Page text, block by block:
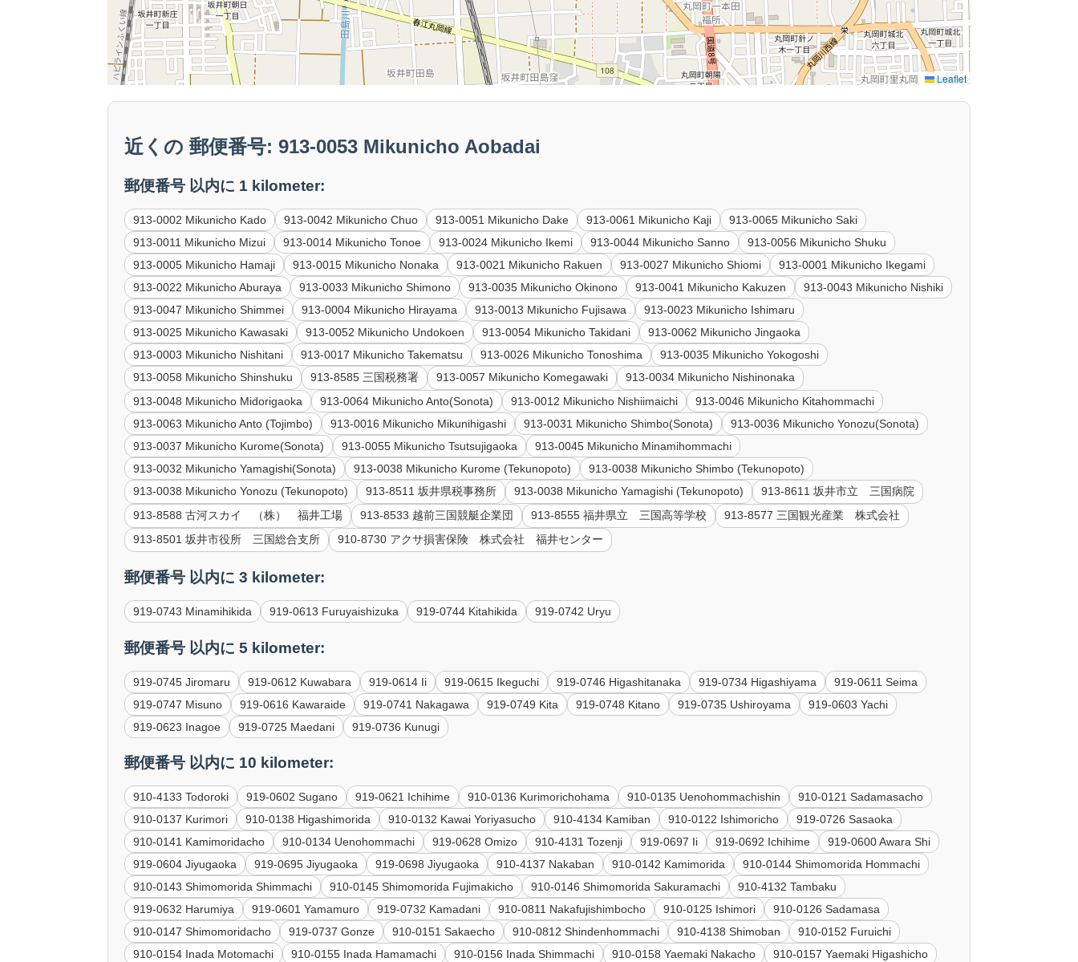
Leaflet
近くの 郵便番号: 913-0053 Mikunicho Aobadai
郵便番号 以内に 1 kilometer:
913-0002 Mikunicho Kado 913-0042 Mikunicho Chuo 913-0051 Mikunicho Dake 913-0061 Mikunicho Kaji
913-0065 Mikunicho Saki
913-0011 Mikunicho Mizui
913-0014 Mikunicho Tonoe 913-0024 Mikunicho Ikemi 913-0044 Mikunicho Sanno
913-0056 Mikunicho Shuku
913-0005 Mikunicho Hamaji
913-0015 Mikunicho Nonaka 913-0021 Mikunicho Rakuen 913-0027 Mikunicho Shiomi
913-0001 Mikunicho Ikegami
913-0022 Mikunicho Aburaya
913-0033 Mikunicho Shimono 913-0035 Mikunicho Okinono 913-0041 Mikunicho Kakuzen
913-0043 Mikunicho Nishiki
913-0047 Mikunicho Shimmei
913-0004 Mikunicho Hirayama 913-0013 Mikunicho Fujisawa
913-0023 Mikunicho Ishimaru
913-0025 Mikunicho Kawasaki
913-0052 Mikunicho Undokoen 913-0054 Mikunicho Takidani
913-0062 Mikunicho Jingaoka
913-0003 Mikunicho Nishitani
913-0017 Mikunicho Takematsu 913-0026 Mikunicho Tonoshima
913-0035 Mikunicho Yokogoshi
913-0058 Mikunicho Shinshuku
913-8585 三国税務署 913-0057 Mikunicho Komegawaki
913-0034 Mikunicho Nishinonaka
913-0048 Mikunicho Midorigaoka
913-0064 Mikunicho Anto(Sonota) 913-0012 Mikunicho Nishiimaichi
913-0046 Mikunicho Kitahommachi
913-0063 Mikunicho Anto (Tojimbo)
913-0016 Mikunicho Mikunihigashi 913-0031 Mikunicho Shimbo(Sonota)
913-0036 Mikunicho Yonozu(Sonota)
913-0037 Mikunicho Kurome(Sonota)
913-0055 Mikunicho Tsutsujigaoka
913-0045 Mikunicho Minamihommachi
913-0032 Mikunicho Yamagishi(Sonota)
913-0038 Mikunicho Kurome (Tekunopoto)
913-0038 Mikunicho Shimbo (Tekunopoto)
913-0038 Mikunicho Yonozu (Tekunopoto)
913-8511 坂井県税事務所 913-0038 Mikunicho Yamagishi (Tekunopoto)
913-8611 坂井市立 三国病院
913-8588 古河スカイ （株） 福井工場
913-8533 越前三国競艇企業団 913-8555 福井県立 三国高等学校
913-8577 三国観光産業 株式会社
913-8501 坂井市役所 三国総合支所
910-8730 アクサ損害保険 株式会社 福井センター
郵便番号 以内に 3 kilometer:
919-0743 Minamihikida 919-0613 Furuyaishizuka 919-0744 Kitahikida 919-0742 Uryu
郵便番号 以内に 5 kilometer:
919-0745 Jiromaru 919-0612 Kuwabara 919-0614 Ii 919-0615 Ikeguchi 919-0746 Higashitanaka 919-0734 Higashiyama
919-0611 Seima
919-0747 Misuno
919-0616 Kawaraide 919-0741 Nakagawa 919-0749 Kita 919-0748 Kitano 919-0735 Ushiroyama
919-0603 Yachi
919-0623 Inagoe
919-0725 Maedani 919-0736 Kunugi
郵便番号 以内に 10 kilometer:
910-4133 Todoroki 919-0602 Sugano 919-0621 Ichihime 910-0136 Kurimorichohama 910-0135 Uenohommachishin
910-0121 Sadamasacho
910-0137 Kurimori
910-0138 Higashimorida 910-0132 Kawai Yoriyasucho 910-4134 Kamiban 910-0122 Ishimoricho
919-0726 Sasaoka
910-0141 Kamimoridacho
910-0134 Uenohommachi 919-0628 Omizo 910-4131 Tozenji 919-0697 Ii 919-0692 Ichihime
919-0600 Awara Shi
919-0604 Jiyugaoka
919-0695 Jiyugaoka 919-0698 Jiyugaoka 910-4137 Nakaban 910-0142 Kamimorida
910-0144 Shimomorida Hommachi
910-0143 Shimomorida Shimmachi
910-0145 Shimomorida Fujimakicho 910-0146 Shimomorida Sakuramachi
910-4132 Tambaku
919-0632 Harumiya
919-0601 Yamamuro 919-0732 Kamadani 910-0811 Nakafujishimbocho 910-0125 Ishimori
910-0126 Sadamasa
910-0147 Shimomoridacho
919-0737 Gonze 910-0151 Sakaecho 910-0812 Shindenhommachi 910-4138 Shimoban
910-0152 Furuichi
910-0154 Inada Motomachi
910-0155 Inada Hamamachi 910-0156 Inada Shimmachi 910-0158 Yaemaki Nakacho
910-0157 Yaemaki Higashicho